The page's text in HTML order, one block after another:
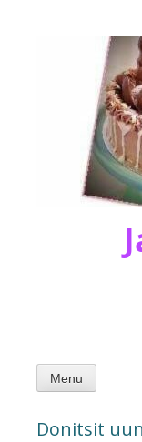
Menu
Donitsit